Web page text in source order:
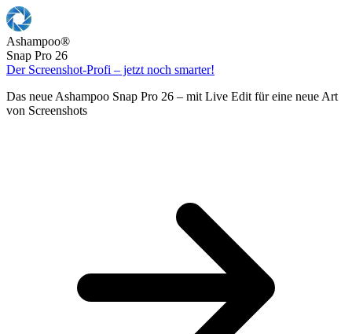
Ashampoo®
Snap Pro 26
Der Screenshot-Profi – jetzt noch smarter!
Das neue Ashampoo Snap Pro 26 – mit Live Edit für eine neue Art
von Screenshots